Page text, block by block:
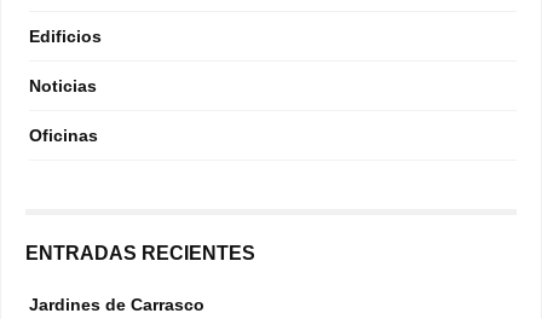
Edificios
Noticias
Oficinas
ENTRADAS RECIENTES
Jardines de Carrasco